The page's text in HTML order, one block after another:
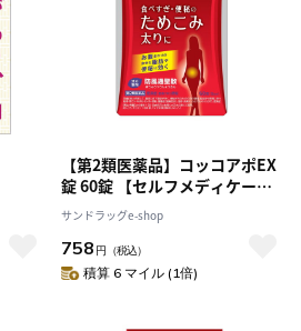
【第2類医薬品】コッコアポEX
錠 60錠 【セルフメディケーシ
ョン税制対象】
サンドラッグe-shop
758 円 （税込）
積算 6 マイル (1倍)